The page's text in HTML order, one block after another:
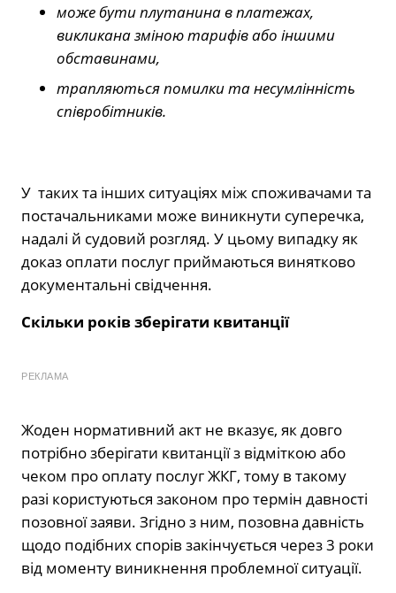
може бути плутанина в платежах,
викликана зміною тарифів або іншими
обставинами,
трапляються помилки та несумлінність
співробітників.
У таких та інших ситуаціях між споживачами та
постачальниками може виникнути суперечка,
надалі й судовий розгляд. У цьому випадку як
доказ оплати послуг приймаються винятково
документальні свідчення.
Скільки років зберігати квитанції
РЕКЛАМА
Жоден нормативний акт не вказує, як довго
потрібно зберігати квитанції з відміткою або
чеком про оплату послуг ЖКГ, тому в такому
разі користуються законом про термін давності
позовної заяви. Згідно з ним, позовна давність
щодо подібних спорів закінчується через 3 роки
від моменту виникнення проблемної ситуації.